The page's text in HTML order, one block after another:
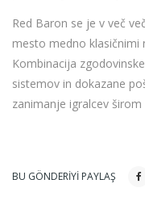
Red Baron se je v več
mesto medno klasičnimi
Kombinacija
sistemov in dokazane
zanimanje igralcev širom
BU GÖNDERIYI PAYLAŞ